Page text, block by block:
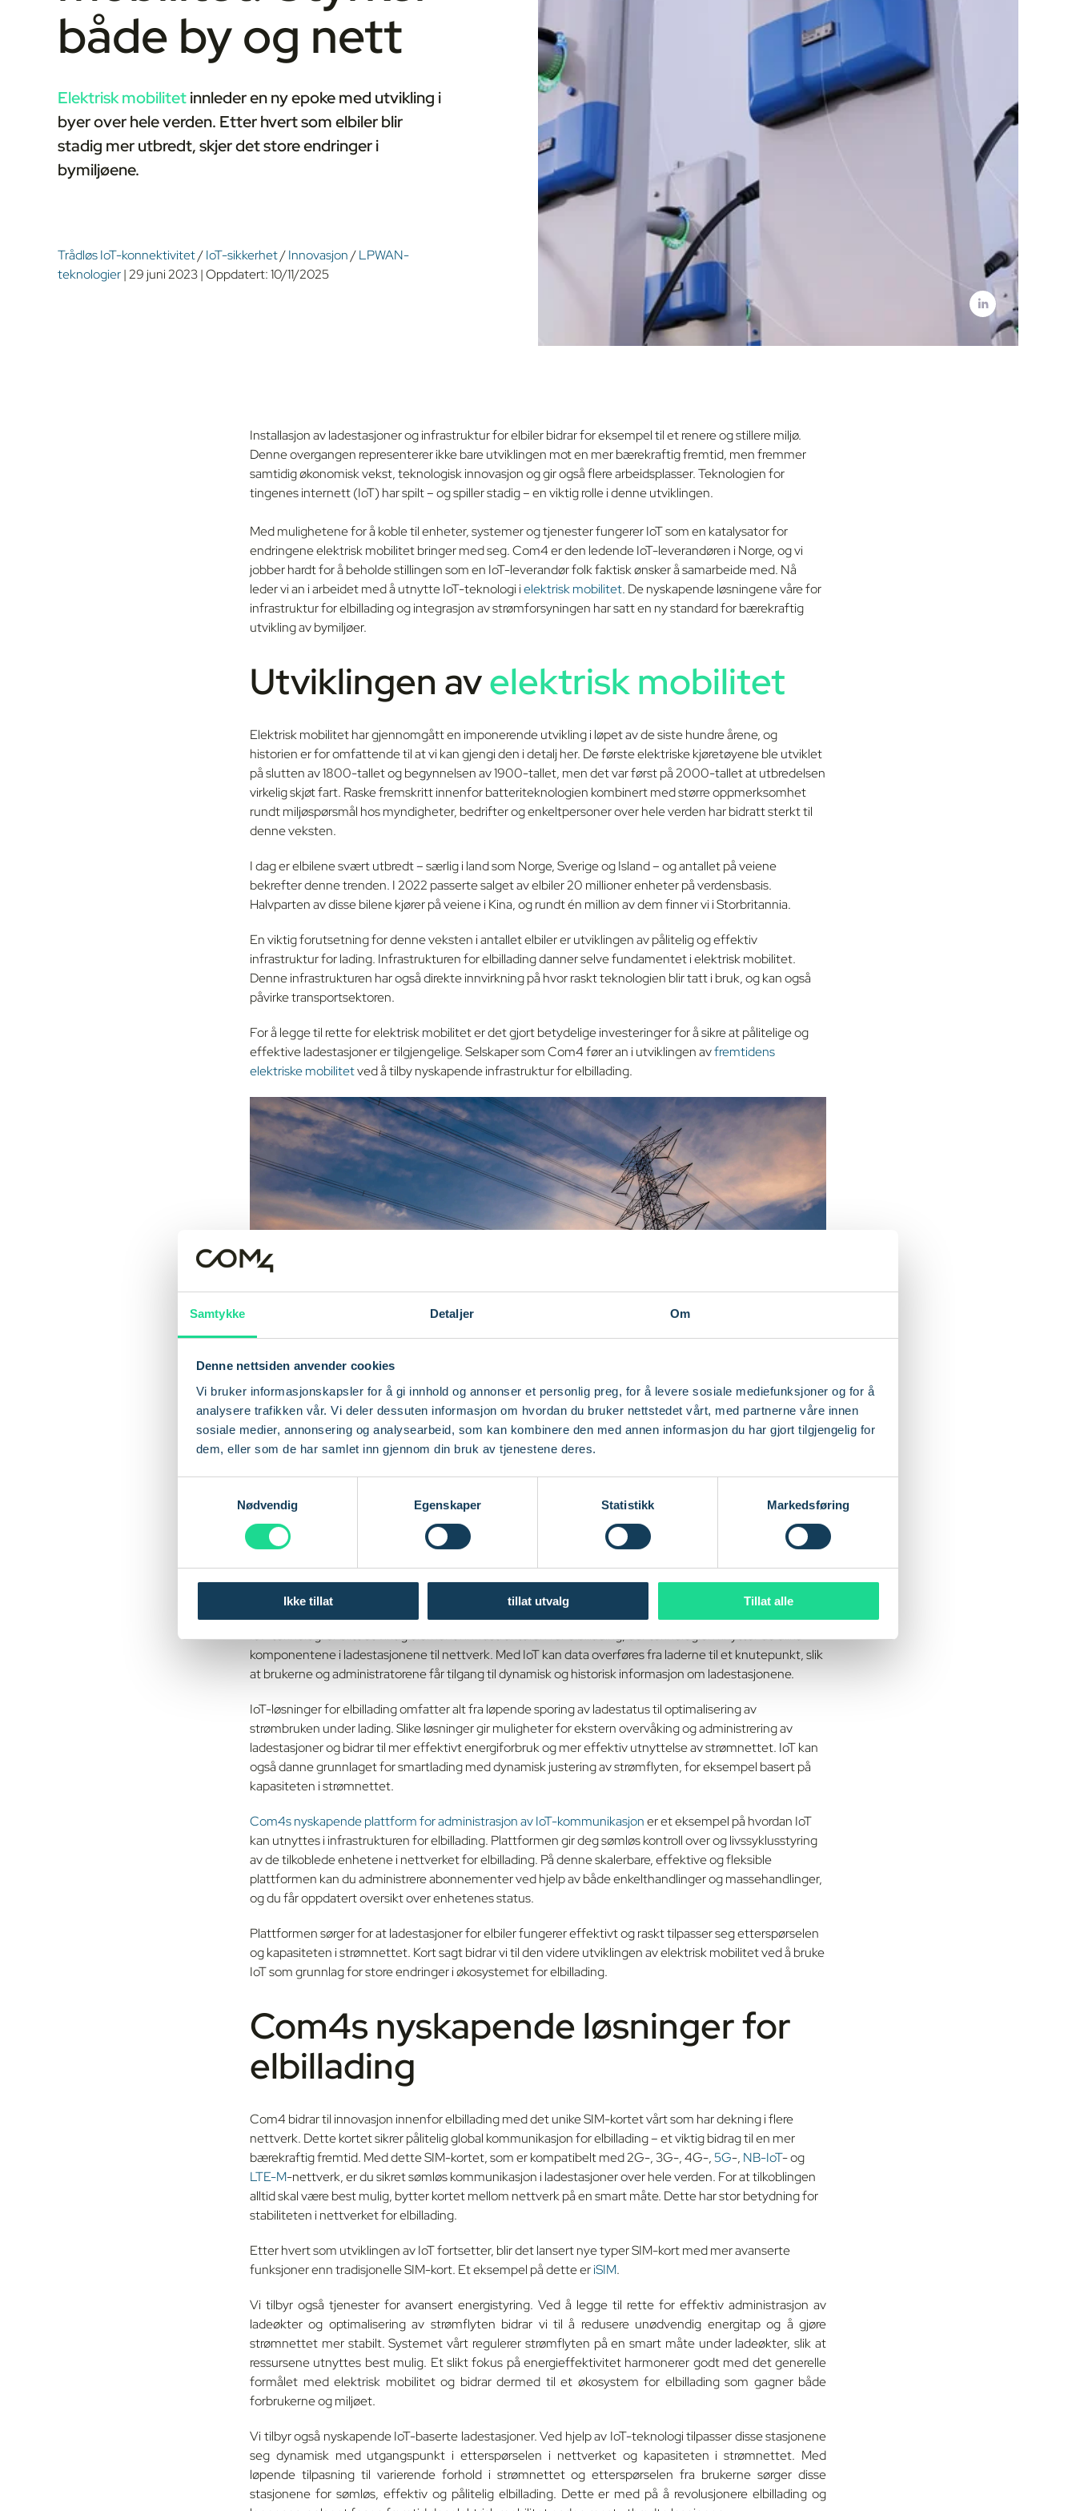
Samtykke Detaljer Om
Denne nettsiden anvender cookies
Vi bruker informasjonskapsler for å gi innhold og annonser et personlig preg, for å levere sosiale mediefunksjoner og for å
analysere trafikken vår. Vi deler dessuten informasjon om hvordan du bruker nettstedet vårt, med partnerne våre innen
sosiale medier, annonsering og analysearbeid, som kan kombinere den med annen informasjon du har gjort tilgjengelig for
dem, eller som de har samlet inn gjennom din bruk av tjenestene deres.
v
Nødvendig Egenskaper Statistikk Markedsføring
Ikke tillat tillat utvalg Tillat alle
både by og nett
Elektrisk mobilitetinnleder en ny epoke med utvikling i
byer over hele verden. Etter hvert som elbiler blir
stadig mer utbredt, skjer det store endringer i
bymiljøene.
Trådløs IoT-konnektivitet/IoT-sikkerhet/Innovasjon/LPWAN-
teknologier|29 juni 2023|Oppdatert:10/11/2025
Installasjon av ladestasjoner og infrastruktur for elbiler bidrar for eksempel til et renere og stillere miljø.
Denne overgangen representerer ikke bare utviklingen mot en mer bærekraftig fremtid, men fremmer
samtidig økonomisk vekst, teknologisk innovasjon og gir også flere arbeidsplasser. Teknologien for
tingenes internett (IoT) har spilt – og spiller stadig – en viktig rolle i denne utviklingen.
Med mulighetene for å koble til enheter, systemer og tjenester fungerer IoT som en katalysator for
endringene elektrisk mobilitet bringer med seg. Com4 er den ledende IoT-leverandøren i Norge, og vi
jobber hardt for å beholde stillingen som en IoT-leverandør folk faktisk ønsker å samarbeide med. Nå
leder vi an i arbeidet med å utnytte IoT-teknologi ielektrisk mobilitet. De nyskapende løsningene våre for
infrastruktur for elbillading og integrasjon av strømforsyningen har satt en ny standard for bærekraftig
utvikling av bymiljøer.
Utviklingen avelektrisk mobilitet
Elektrisk mobilitet har gjennomgått en imponerende utvikling i løpet av de siste hundre årene, og
historien er for omfattende til at vi kan gjengi den i detalj her. De første elektriske kjøretøyene ble utviklet
på slutten av 1800-tallet og begynnelsen av 1900-tallet, men det var først på 2000-tallet at utbredelsen
virkelig skjøt fart. Raske fremskritt innenfor batteriteknologien kombinert med større oppmerksomhet
rundt miljøspørsmål hos myndigheter, bedrifter og enkeltpersoner over hele verden har bidratt sterkt til
denne veksten.
I dag er elbilene svært utbredt – særlig i land som Norge, Sverige og Island – og antallet på veiene
bekrefter denne trenden. I 2022 passerte salget av elbiler 20 millioner enheter på verdensbasis.
Halvparten av disse bilene kjører på veiene i Kina, og rundt én million av dem finner vi i Storbritannia.
En viktig forutsetning for denne veksten i antallet elbiler er utviklingen av pålitelig og effektiv
infrastruktur for lading. Infrastrukturen for elbillading danner selve fundamentet i elektrisk mobilitet.
Denne infrastrukturen har også direkte innvirkning på hvor raskt teknologien blir tatt i bruk, og kan også
påvirke transportsektoren.
For å legge til rette for elektrisk mobilitet er det gjort betydelige investeringer for å sikre at pålitelige og
effektive ladestasjoner er tilgjengelige. Selskaper som Com4 fører an i utviklingen avfremtidens
elektriske mobilitetved å tilby nyskapende infrastruktur for elbillading.
IoT-teknologiens rolle i
infrastrukturen for elbillading
IoT-teknologi er blitt et viktig element i infrastrukturen for elbillading, der teknologien knytter de ulike
komponentene i ladestasjonene til nettverk. Med IoT kan data overføres fra laderne til et knutepunkt, slik
at brukerne og administratorene får tilgang til dynamisk og historisk informasjon om ladestasjonene.
IoT-løsninger for elbillading omfatter alt fra løpende sporing av ladestatus til optimalisering av
strømbruken under lading. Slike løsninger gir muligheter for ekstern overvåking og administrering av
ladestasjoner og bidrar til mer effektivt energiforbruk og mer effektiv utnyttelse av strømnettet. IoT kan
også danne grunnlaget for smartlading med dynamisk justering av strømflyten, for eksempel basert på
kapasiteten i strømnettet.
Com4s nyskapende plattform for administrasjon av IoT-kommunikasjoner et eksempel på hvordan IoT
kan utnyttes i infrastrukturen for elbillading. Plattformen gir deg sømløs kontroll over og livssyklusstyring
av de tilkoblede enhetene i nettverket for elbillading. På denne skalerbare, effektive og fleksible
plattformen kan du administrere abonnementer ved hjelp av både enkelthandlinger og massehandlinger,
og du får oppdatert oversikt over enhetenes status.
Plattformen sørger for at ladestasjoner for elbiler fungerer effektivt og raskt tilpasser seg etterspørselen
og kapasiteten i strømnettet. Kort sagt bidrar vi til den videre utviklingen av elektrisk mobilitet ved å bruke
IoT som grunnlag for store endringer i økosystemet for elbillading.
Com4s nyskapende løsninger for
elbillading
Com4 bidrar til innovasjon innenfor elbillading med det unike SIM-kortet vårt som har dekning i flere
nettverk. Dette kortet sikrer pålitelig global kommunikasjon for elbillading – et viktig bidrag til en mer
bærekraftig fremtid. Med dette SIM-kortet, som er kompatibelt med 2G-, 3G-, 4G-,5G-, NB-IoT- og
LTE-M-nettverk, er du sikret sømløs kommunikasjon i ladestasjoner over hele verden. For at tilkoblingen
alltid skal være best mulig, bytter kortet mellom nettverk på en smart måte. Dette har stor betydning for
stabiliteten i nettverket for elbillading.
Etter hvert som utviklingen av IoT fortsetter, blir det lansert nye typer SIM-kort med mer avanserte
funksjoner enn tradisjonelle SIM-kort. Et eksempel på dette eriSIM.
Vi tilbyr også tjenester for avansert energistyring. Ved å legge til rette for effektiv administrasjon av
ladeøkter og optimalisering av strømflyten bidrar vi til å redusere unødvendig energitap og å gjøre
strømnettet mer stabilt. Systemet vårt regulerer strømflyten på en smart måte under ladeøkter, slik at
ressursene utnyttes best mulig. Et slikt fokus på energieffektivitet harmonerer godt med det generelle
formålet med elektrisk mobilitet og bidrar dermed til et økosystem for elbillading som gagner både
forbrukerne og miljøet.
Vi tilbyr også nyskapende IoT-baserte ladestasjoner. Ved hjelp av IoT-teknologi tilpasser disse stasjonene
seg dynamisk med utgangspunkt i etterspørselen i nettverket og kapasiteten i strømnettet. Med
løpende tilpasning til varierende forhold i strømnettet og etterspørselen fra brukerne sørger disse
stasjonene for sømløs, effektiv og pålitelig elbillading. Dette er med på å revolusjonere elbillading og